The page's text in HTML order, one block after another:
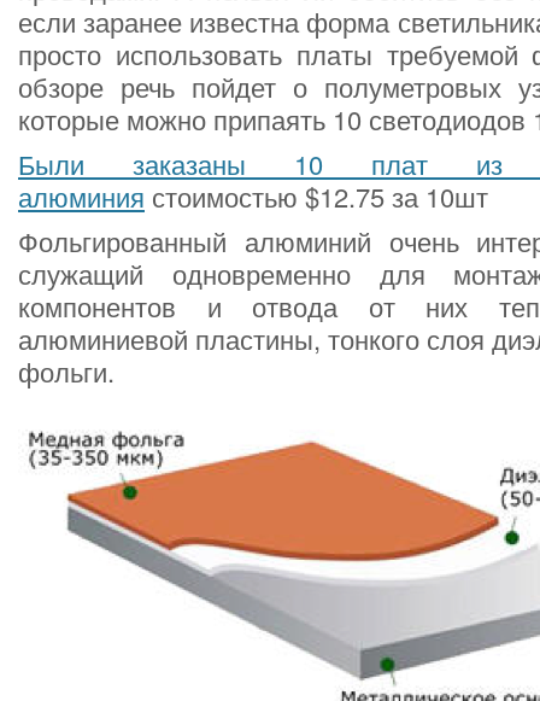
если заранее известна форма
просто использовать платы
обзоре речь пойдет о полуметровых
которые можно припаять 10 светодиодов
Были заказаны 10 плат из
алюминия стоимостью $12.75 за 10шт
Фольгированный алюминий очень
служащий одновременно для
компонентов и отвода от них
алюминиевой пластины, тонкого слоя
фольги.